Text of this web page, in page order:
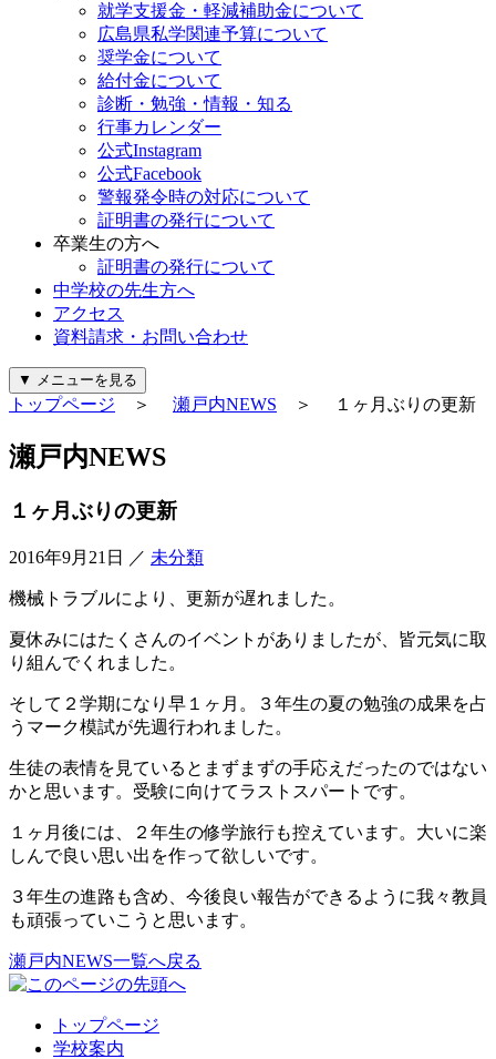
就学支援金・軽減補助金について
広島県私学関連予算について
奨学金について
給付金について
診断・勉強・情報・知る
行事カレンダー
公式Instagram
公式Facebook
警報発令時の対応について
証明書の発行について
卒業生の方へ
証明書の発行について
中学校の先生方へ
アクセス
資料請求・お問い合わせ
▼ メニューを見る
トップページ ＞ 瀬戸内NEWS ＞ １ヶ月ぶりの更新
瀬戸内NEWS
１ヶ月ぶりの更新
2016年9月21日 ／ 未分類
機械トラブルにより、更新が遅れました。
夏休みにはたくさんのイベントがありましたが、皆元気に取
り組んでくれました。
そして２学期になり早１ヶ月。３年生の夏の勉強の成果を占
うマーク模試が先週行われました。
生徒の表情を見ているとまずまずの手応えだったのではない
かと思います。受験に向けてラストスパートです。
１ヶ月後には、２年生の修学旅行も控えています。大いに楽
しんで良い思い出を作って欲しいです。
３年生の進路も含め、今後良い報告ができるように我々教員
も頑張っていこうと思います。
瀬戸内NEWS一覧へ戻る
トップページ
学校案内